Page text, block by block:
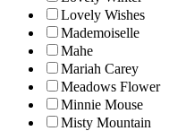
Lovely Wishes
Mademoiselle
Mahe
Mariah Carey
Meadows Flower
Minnie Mouse
Misty Mountain